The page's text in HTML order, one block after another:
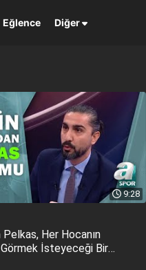
Eğlence Diğer
9:28
Pelkas, Her Hocanın
Görmek İsteyeceği Bir